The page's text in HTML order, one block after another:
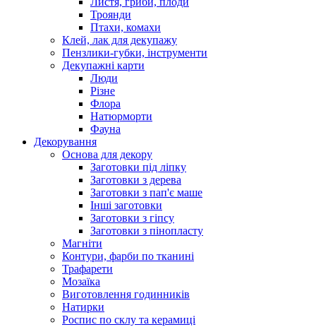
Троянди
Птахи, комахи
Клей, лак для декупажу
Пензлики-губки, інструменти
Декупажні карти
Люди
Різне
Флора
Натюрморти
Фауна
Декорування
Основа для декору
Заготовки під ліпку
Заготовки з дерева
Заготовки з пап'є маше
Інші заготовки
Заготовки з гіпсу
Заготовки з пінопласту
Магніти
Контури, фарби по тканині
Трафарети
Мозаїка
Виготовлення годинників
Натирки
Роспис по склу та керамиці